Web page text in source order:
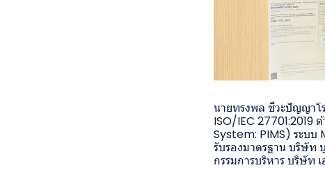
นายทรงพล ชีวะปัญญาโ
ISO/IEC
System: PIMS) ระบบ
รับรองมาตรฐาน บริษัท
กรรมการบริหาร บริษัท